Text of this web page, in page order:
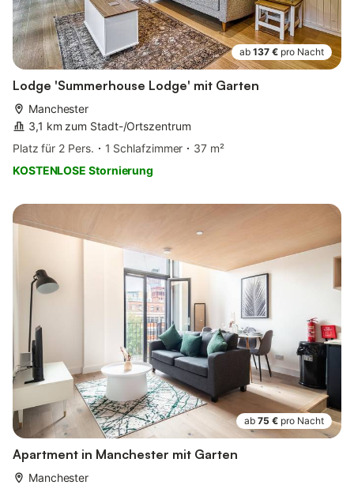
ab 137 € pro Nacht
Lodge 'Summerhouse Lodge' mit Garten
Manchester
3,1 km zum Stadt-/Ortszentrum
Platz für 2 Pers.
1 Schlafzimmer
37 m²
KOSTENLOSE Stornierung
ab 75 € pro Nacht
Apartment in Manchester mit Garten
Manchester